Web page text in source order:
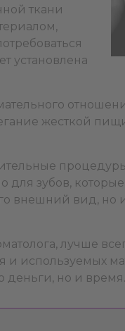
ткани
установлена
жесткой
для зубов,
внешний вид, но
лучше
и используемых
деньги, но и время.